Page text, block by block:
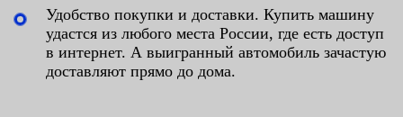
Удобство покупки и доставки. Купить машину
удастся из любого места России, где есть доступ
в интернет. А выигранный автомобиль зачастую
доставляют прямо до дома.